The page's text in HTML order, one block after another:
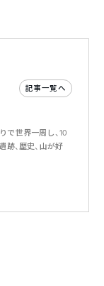
記事一覧へ
で世界一周し、10
跡、歴史、山が好